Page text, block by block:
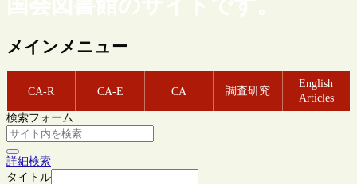
国会図書館のサイトです。
メインメニュー
CA-R CA-E CA 調査研究
English
Articles
検索フォーム
詳細検索
タイトル